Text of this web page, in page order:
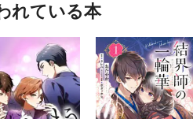
れている本